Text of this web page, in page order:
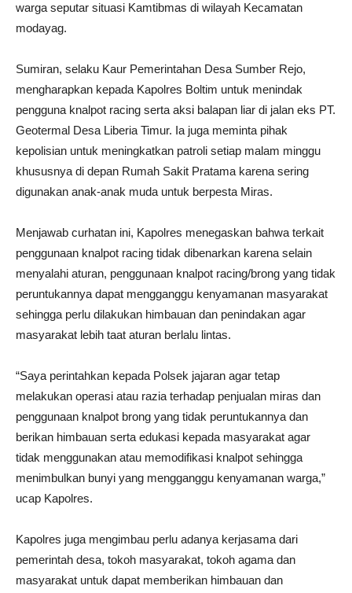
warga seputar situasi Kamtibmas di wilayah Kecamatan
modayag.
Sumiran, selaku Kaur Pemerintahan Desa Sumber Rejo,
mengharapkan kepada Kapolres Boltim untuk menindak
pengguna knalpot racing serta aksi balapan liar di jalan eks PT.
Geotermal Desa Liberia Timur. Ia juga meminta pihak
kepolisian untuk meningkatkan patroli setiap malam minggu
khususnya di depan Rumah Sakit Pratama karena sering
digunakan anak-anak muda untuk berpesta Miras.
Menjawab curhatan ini, Kapolres menegaskan bahwa terkait
penggunaan knalpot racing tidak dibenarkan karena selain
menyalahi aturan, penggunaan knalpot racing/brong yang tidak
peruntukannya dapat mengganggu kenyamanan masyarakat
sehingga perlu dilakukan himbauan dan penindakan agar
masyarakat lebih taat aturan berlalu lintas.
“Saya perintahkan kepada Polsek jajaran agar tetap
melakukan operasi atau razia terhadap penjualan miras dan
penggunaan knalpot brong yang tidak peruntukannya dan
berikan himbauan serta edukasi kepada masyarakat agar
tidak menggunakan atau memodifikasi knalpot sehingga
menimbulkan bunyi yang mengganggu kenyamanan warga,”
ucap Kapolres.
Kapolres juga mengimbau perlu adanya kerjasama dari
pemerintah desa, tokoh masyarakat, tokoh agama dan
masyarakat untuk dapat memberikan himbauan dan